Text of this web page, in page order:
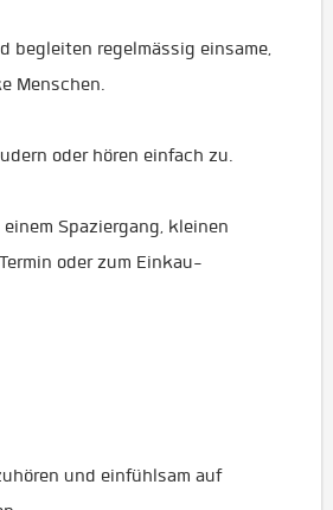
begleiten regelmässig einsame,
Menschen.
oder hören einfach zu.
einem Spaziergang, kleinen
oder zum Einkau-
und einfühlsam auf